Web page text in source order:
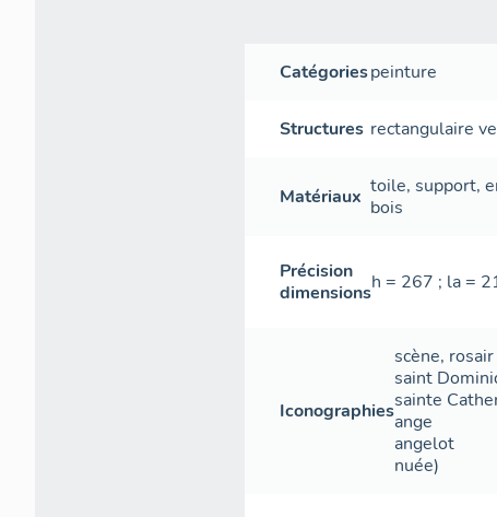
Catégoriespeinture
Structures rectangulaire
Matériaux toile,support,
bois
Précision
dimensionsh = 267 ; la =
Iconographies
scène, rosair
saint
sainte
ange
angelot
nuée)